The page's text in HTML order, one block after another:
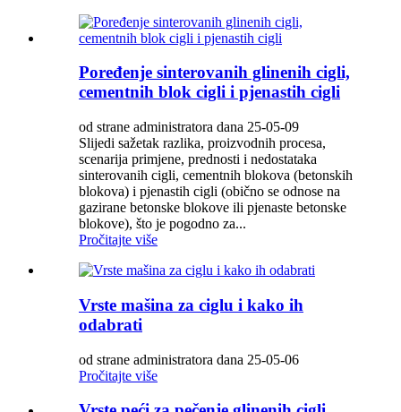
Poređenje sinterovanih glinenih cigli,
cementnih blok cigli i pjenastih cigli
od strane administratora dana 25-05-09
Slijedi sažetak razlika, proizvodnih procesa,
scenarija primjene, prednosti i nedostataka
sinterovanih cigli, cementnih blokova (betonskih
blokova) i pjenastih cigli (obično se odnose na
gazirane betonske blokove ili pjenaste betonske
blokove), što je pogodno za...
Pročitajte više
Vrste mašina za ciglu i kako ih
odabrati
od strane administratora dana 25-05-06
Pročitajte više